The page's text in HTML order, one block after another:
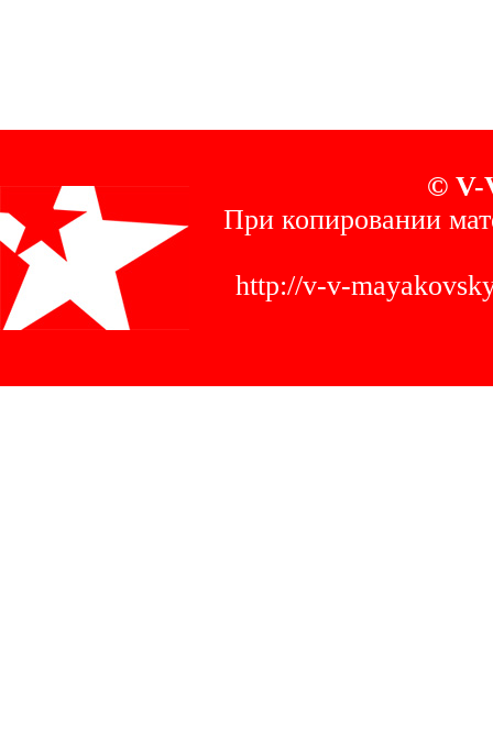
© V-
При копировании
http://v-v-